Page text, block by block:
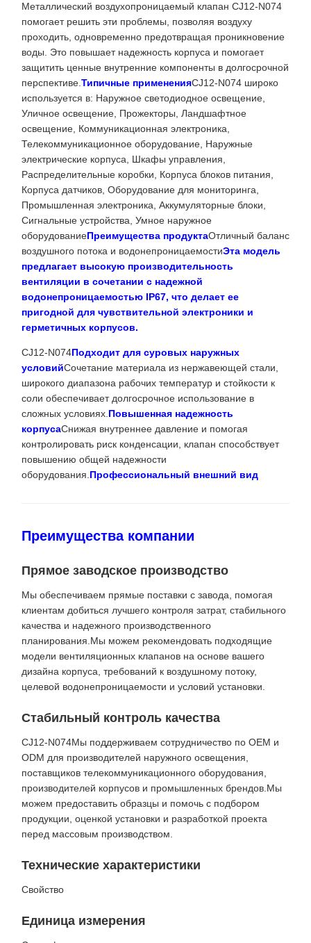
Металлический воздухопроницаемый клапан CJ12-N074
помогает решить эти проблемы, позволяя воздуху
проходить, одновременно предотвращая проникновение
воды. Это повышает надежность корпуса и помогает
защитить ценные внутренние компоненты в долгосрочной
перспективе. Типичные примененияCJ12-N074 широко
используется в: Наружное светодиодное освещение,
Уличное освещение, Прожекторы, Ландшафтное
освещение, Коммуникационная электроника,
Телекоммуникационное оборудование, Наружные
электрические корпуса, Шкафы управления,
Распределительные коробки, Корпуса блоков питания,
Корпуса датчиков, Оборудование для мониторинга,
Промышленная электроника, Аккумуляторные блоки,
Сигнальные устройства, Умное наружное
оборудованиеПреимущества продуктаОтличный баланс
воздушного потока и водонепроницаемостиЭта модель
предлагает высокую производительность
вентиляции в сочетании с надежной
водонепроницаемостью IP67, что делает ее
пригодной для чувствительной электроники и
герметичных корпусов.
CJ12-N074Подходит для суровых наружных
условийСочетание материала из нержавеющей стали,
широкого диапазона рабочих температур и стойкости к
соли обеспечивает долгосрочное использование в
сложных условиях. Повышенная надежность
корпусаСнижая внутреннее давление и помогая
контролировать риск конденсации, клапан способствует
повышению общей надежности
оборудования. Профессиональный внешний вид
Преимущества компании
Прямое заводское производство
Мы обеспечиваем прямые поставки с завода, помогая
клиентам добиться лучшего контроля затрат, стабильного
качества и надежного производственного
планирования. Мы можем рекомендовать подходящие
модели вентиляционных клапанов на основе вашего
дизайна корпуса, требований к воздушному потоку,
целевой водонепроницаемости и условий установки.
Стабильный контроль качества
CJ12-N074Мы поддерживаем сотрудничество по OEM и
ODM для производителей наружного освещения,
поставщиков телекоммуникационного оборудования,
производителей корпусов и промышленных брендов. Мы
можем предоставить образцы и помочь с подбором
продукции, оценкой установки и разработкой проекта
перед массовым производством.
Технические характеристики
Свойство
Единица измерения